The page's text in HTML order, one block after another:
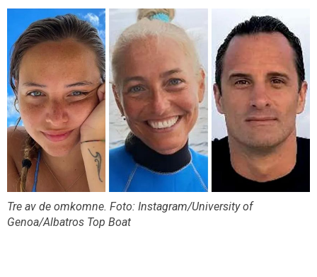
Tre av de omkomne. Foto: Instagram/University of
Genoa/Albatros Top Boat